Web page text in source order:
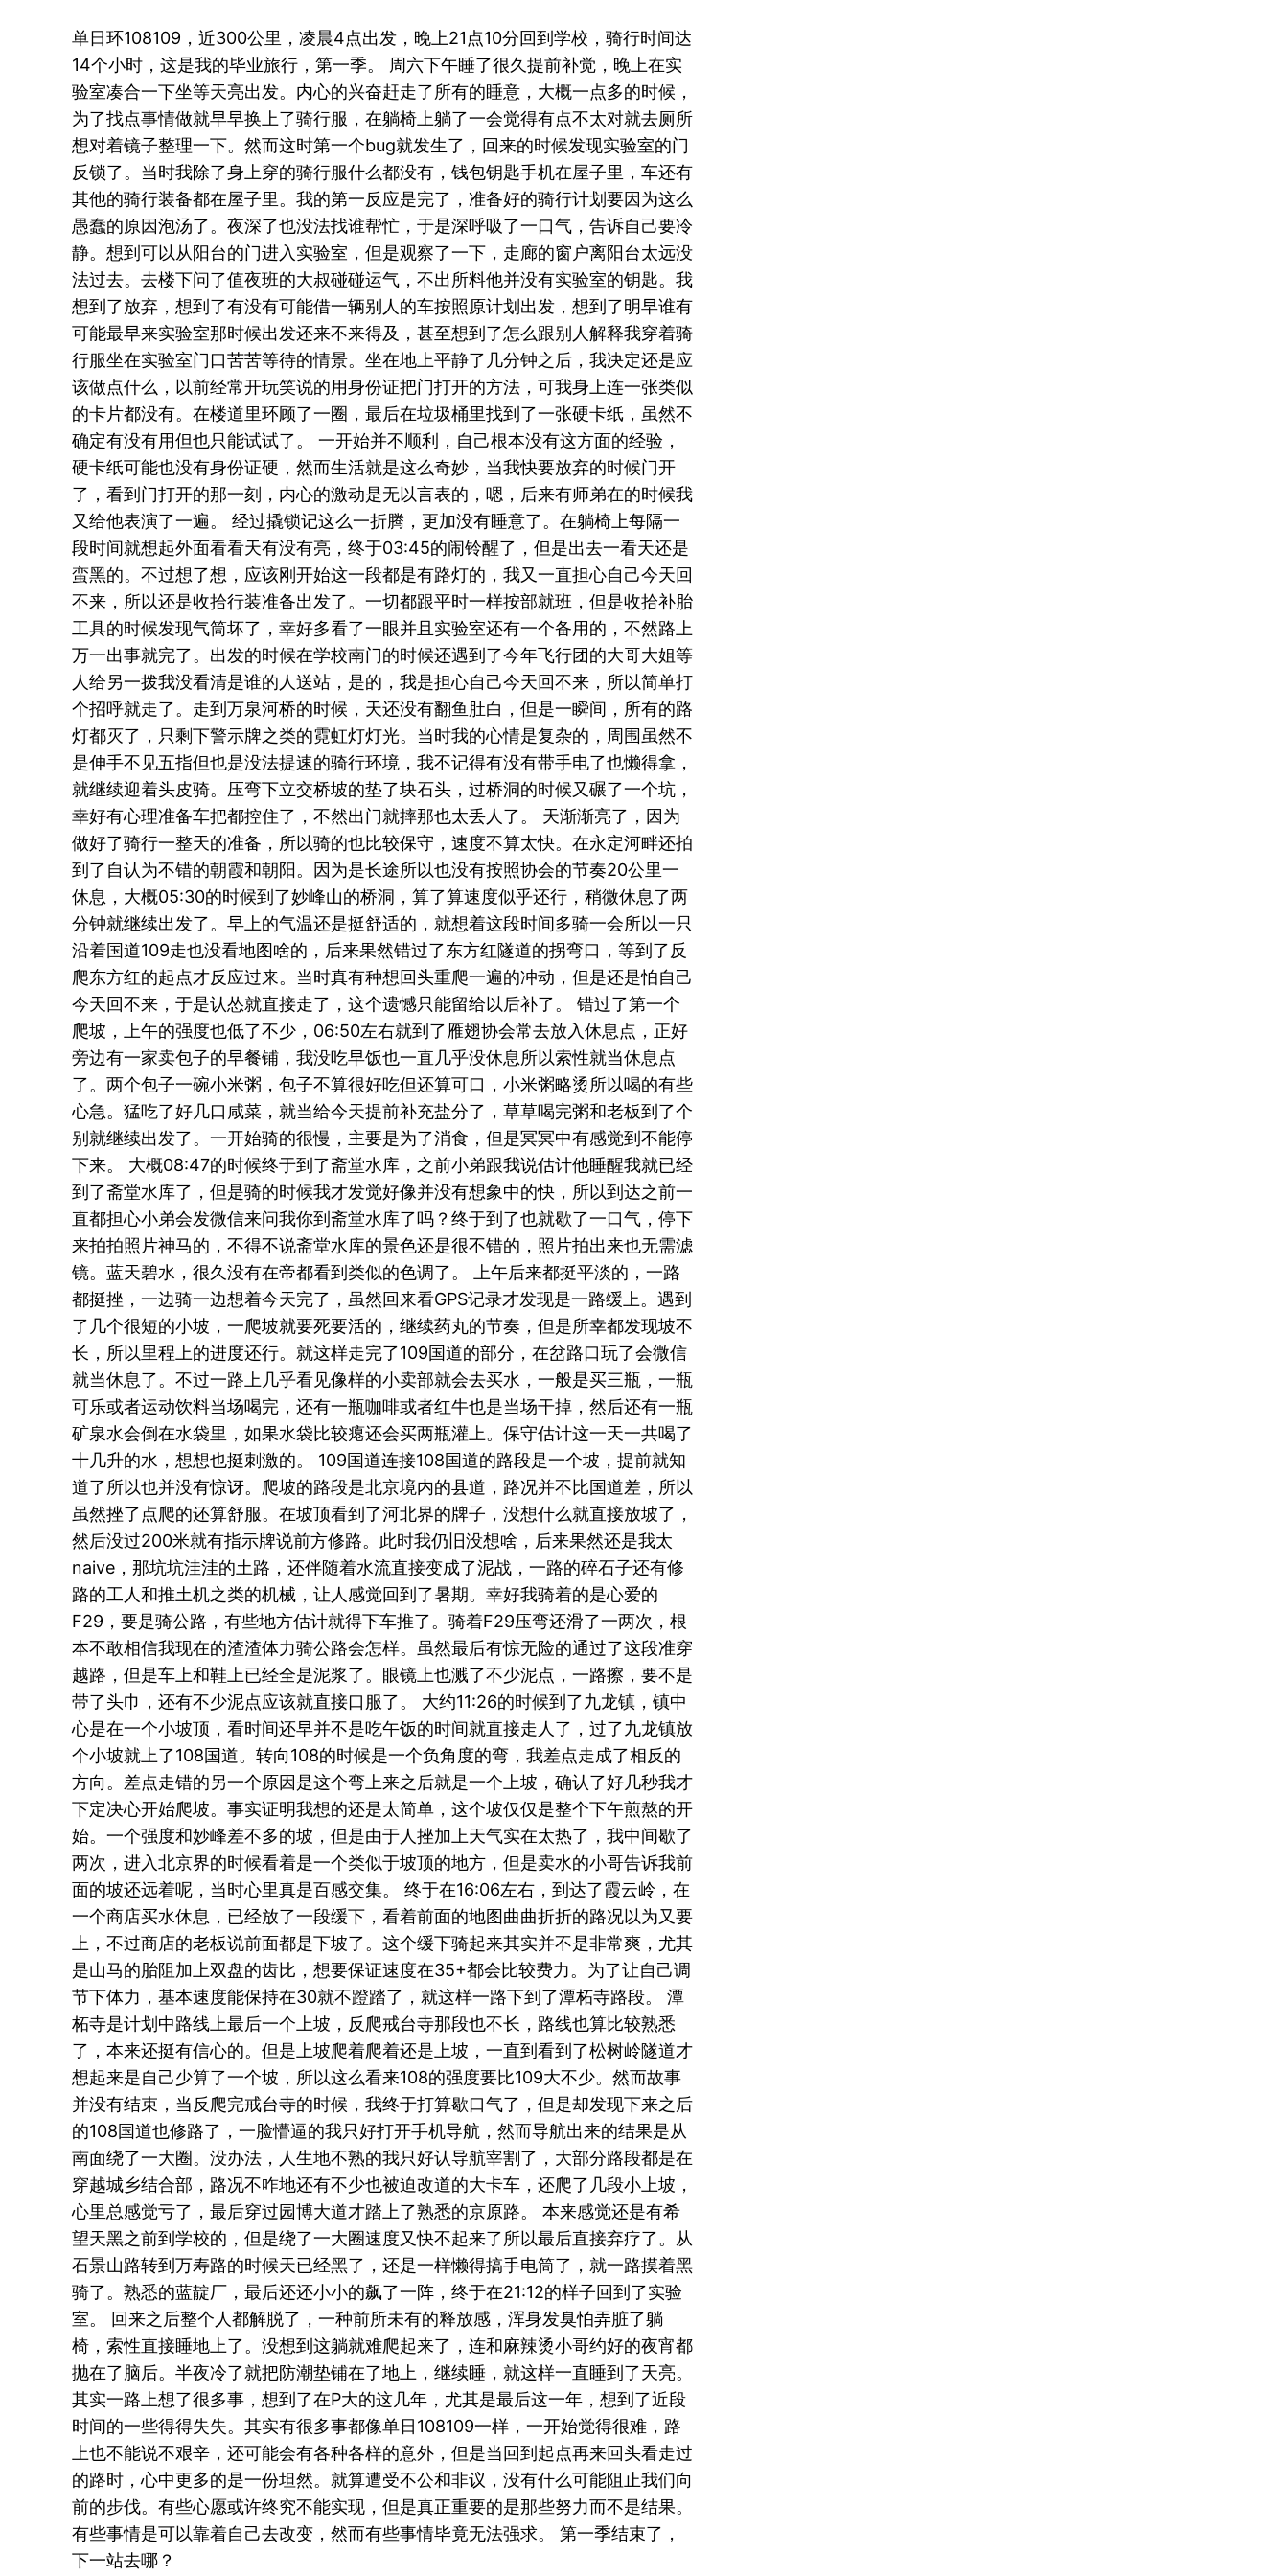
单日环108109，近300公里，凌晨4点出发，晚上21点10分回到学校，骑行时间达
14个小时，这是我的毕业旅行，第一季。 周六下午睡了很久提前补觉，晚上在实
验室凑合一下坐等天亮出发。内心的兴奋赶走了所有的睡意，大概一点多的时候，
为了找点事情做就早早换上了骑行服，在躺椅上躺了一会觉得有点不太对就去厕所
想对着镜子整理一下。然而这时第一个bug就发生了，回来的时候发现实验室的门
反锁了。当时我除了身上穿的骑行服什么都没有，钱包钥匙手机在屋子里，车还有
其他的骑行装备都在屋子里。我的第一反应是完了，准备好的骑行计划要因为这么
愚蠢的原因泡汤了。夜深了也没法找谁帮忙，于是深呼吸了一口气，告诉自己要冷
静。想到可以从阳台的门进入实验室，但是观察了一下，走廊的窗户离阳台太远没
法过去。去楼下问了值夜班的大叔碰碰运气，不出所料他并没有实验室的钥匙。我
想到了放弃，想到了有没有可能借一辆别人的车按照原计划出发，想到了明早谁有
可能最早来实验室那时候出发还来不来得及，甚至想到了怎么跟别人解释我穿着骑
行服坐在实验室门口苦苦等待的情景。坐在地上平静了几分钟之后，我决定还是应
该做点什么，以前经常开玩笑说的用身份证把门打开的方法，可我身上连一张类似
的卡片都没有。在楼道里环顾了一圈，最后在垃圾桶里找到了一张硬卡纸，虽然不
确定有没有用但也只能试试了。 一开始并不顺利，自己根本没有这方面的经验，
硬卡纸可能也没有身份证硬，然而生活就是这么奇妙，当我快要放弃的时候门开
了，看到门打开的那一刻，内心的激动是无以言表的，嗯，后来有师弟在的时候我
又给他表演了一遍。 经过撬锁记这么一折腾，更加没有睡意了。在躺椅上每隔一
段时间就想起外面看看天有没有亮，终于03:45的闹铃醒了，但是出去一看天还是
蛮黑的。不过想了想，应该刚开始这一段都是有路灯的，我又一直担心自己今天回
不来，所以还是收拾行装准备出发了。一切都跟平时一样按部就班，但是收拾补胎
工具的时候发现气筒坏了，幸好多看了一眼并且实验室还有一个备用的，不然路上
万一出事就完了。出发的时候在学校南门的时候还遇到了今年飞行团的大哥大姐等
人给另一拨我没看清是谁的人送站，是的，我是担心自己今天回不来，所以简单打
个招呼就走了。走到万泉河桥的时候，天还没有翻鱼肚白，但是一瞬间，所有的路
灯都灭了，只剩下警示牌之类的霓虹灯灯光。当时我的心情是复杂的，周围虽然不
是伸手不见五指但也是没法提速的骑行环境，我不记得有没有带手电了也懒得拿，
就继续迎着头皮骑。压弯下立交桥坡的垫了块石头，过桥洞的时候又碾了一个坑，
幸好有心理准备车把都控住了，不然出门就摔那也太丢人了。 天渐渐亮了，因为
做好了骑行一整天的准备，所以骑的也比较保守，速度不算太快。在永定河畔还拍
到了自认为不错的朝霞和朝阳。因为是长途所以也没有按照协会的节奏20公里一
休息，大概05:30的时候到了妙峰山的桥洞，算了算速度似乎还行，稍微休息了两
分钟就继续出发了。早上的气温还是挺舒适的，就想着这段时间多骑一会所以一只
沿着国道109走也没看地图啥的，后来果然错过了东方红隧道的拐弯口，等到了反
爬东方红的起点才反应过来。当时真有种想回头重爬一遍的冲动，但是还是怕自己
今天回不来，于是认怂就直接走了，这个遗憾只能留给以后补了。 错过了第一个
爬坡，上午的强度也低了不少，06:50左右就到了雁翅协会常去放入休息点，正好
旁边有一家卖包子的早餐铺，我没吃早饭也一直几乎没休息所以索性就当休息点
了。两个包子一碗小米粥，包子不算很好吃但还算可口，小米粥略烫所以喝的有些
心急。猛吃了好几口咸菜，就当给今天提前补充盐分了，草草喝完粥和老板到了个
别就继续出发了。一开始骑的很慢，主要是为了消食，但是冥冥中有感觉到不能停
下来。 大概08:47的时候终于到了斋堂水库，之前小弟跟我说估计他睡醒我就已经
到了斋堂水库了，但是骑的时候我才发觉好像并没有想象中的快，所以到达之前一
直都担心小弟会发微信来问我你到斋堂水库了吗？终于到了也就歇了一口气，停下
来拍拍照片神马的，不得不说斋堂水库的景色还是很不错的，照片拍出来也无需滤
镜。蓝天碧水，很久没有在帝都看到类似的色调了。 上午后来都挺平淡的，一路
都挺挫，一边骑一边想着今天完了，虽然回来看GPS记录才发现是一路缓上。遇到
了几个很短的小坡，一爬坡就要死要活的，继续药丸的节奏，但是所幸都发现坡不
长，所以里程上的进度还行。就这样走完了109国道的部分，在岔路口玩了会微信
就当休息了。不过一路上几乎看见像样的小卖部就会去买水，一般是买三瓶，一瓶
可乐或者运动饮料当场喝完，还有一瓶咖啡或者红牛也是当场干掉，然后还有一瓶
矿泉水会倒在水袋里，如果水袋比较瘪还会买两瓶灌上。保守估计这一天一共喝了
十几升的水，想想也挺刺激的。 109国道连接108国道的路段是一个坡，提前就知
道了所以也并没有惊讶。爬坡的路段是北京境内的县道，路况并不比国道差，所以
虽然挫了点爬的还算舒服。在坡顶看到了河北界的牌子，没想什么就直接放坡了，
然后没过200米就有指示牌说前方修路。此时我仍旧没想啥，后来果然还是我太
naive，那坑坑洼洼的土路，还伴随着水流直接变成了泥战，一路的碎石子还有修
路的工人和推土机之类的机械，让人感觉回到了暑期。幸好我骑着的是心爱的
F29，要是骑公路，有些地方估计就得下车推了。骑着F29压弯还滑了一两次，根
本不敢相信我现在的渣渣体力骑公路会怎样。虽然最后有惊无险的通过了这段准穿
越路，但是车上和鞋上已经全是泥浆了。眼镜上也溅了不少泥点，一路擦，要不是
带了头巾，还有不少泥点应该就直接口服了。 大约11:26的时候到了九龙镇，镇中
心是在一个小坡顶，看时间还早并不是吃午饭的时间就直接走人了，过了九龙镇放
个小坡就上了108国道。转向108的时候是一个负角度的弯，我差点走成了相反的
方向。差点走错的另一个原因是这个弯上来之后就是一个上坡，确认了好几秒我才
下定决心开始爬坡。事实证明我想的还是太简单，这个坡仅仅是整个下午煎熬的开
始。一个强度和妙峰差不多的坡，但是由于人挫加上天气实在太热了，我中间歇了
两次，进入北京界的时候看着是一个类似于坡顶的地方，但是卖水的小哥告诉我前
面的坡还远着呢，当时心里真是百感交集。 终于在16:06左右，到达了霞云岭，在
一个商店买水休息，已经放了一段缓下，看着前面的地图曲曲折折的路况以为又要
上，不过商店的老板说前面都是下坡了。这个缓下骑起来其实并不是非常爽，尤其
是山马的胎阻加上双盘的齿比，想要保证速度在35+都会比较费力。为了让自己调
节下体力，基本速度能保持在30就不蹬踏了，就这样一路下到了潭柘寺路段。 潭
柘寺是计划中路线上最后一个上坡，反爬戒台寺那段也不长，路线也算比较熟悉
了，本来还挺有信心的。但是上坡爬着爬着还是上坡，一直到看到了松树岭隧道才
想起来是自己少算了一个坡，所以这么看来108的强度要比109大不少。然而故事
并没有结束，当反爬完戒台寺的时候，我终于打算歇口气了，但是却发现下来之后
的108国道也修路了，一脸懵逼的我只好打开手机导航，然而导航出来的结果是从
南面绕了一大圈。没办法，人生地不熟的我只好认导航宰割了，大部分路段都是在
穿越城乡结合部，路况不咋地还有不少也被迫改道的大卡车，还爬了几段小上坡，
心里总感觉亏了，最后穿过园博大道才踏上了熟悉的京原路。 本来感觉还是有希
望天黑之前到学校的，但是绕了一大圈速度又快不起来了所以最后直接弃疗了。从
石景山路转到万寿路的时候天已经黑了，还是一样懒得搞手电筒了，就一路摸着黑
骑了。熟悉的蓝靛厂，最后还还小小的飙了一阵，终于在21:12的样子回到了实验
室。 回来之后整个人都解脱了，一种前所未有的释放感，浑身发臭怕弄脏了躺
椅，索性直接睡地上了。没想到这躺就难爬起来了，连和麻辣烫小哥约好的夜宵都
抛在了脑后。半夜冷了就把防潮垫铺在了地上，继续睡，就这样一直睡到了天亮。
其实一路上想了很多事，想到了在P大的这几年，尤其是最后这一年，想到了近段
时间的一些得得失失。其实有很多事都像单日108109一样，一开始觉得很难，路
上也不能说不艰辛，还可能会有各种各样的意外，但是当回到起点再来回头看走过
的路时，心中更多的是一份坦然。就算遭受不公和非议，没有什么可能阻止我们向
前的步伐。有些心愿或许终究不能实现，但是真正重要的是那些努力而不是结果。
有些事情是可以靠着自己去改变，然而有些事情毕竟无法强求。 第一季结束了，
下一站去哪？